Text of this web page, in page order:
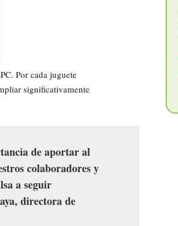
Por cada juguete
significativamente
de aportar al
colaboradores y
a seguir
directora de